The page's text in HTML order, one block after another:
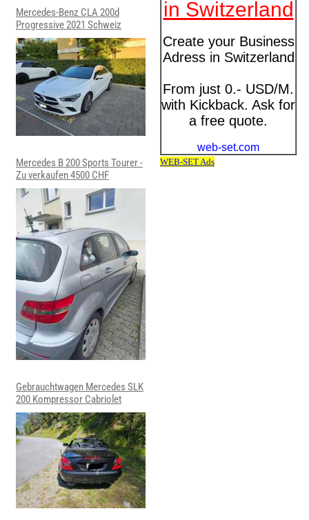
Mercedes-Benz CLA 200d
Progressive 2021 Schweiz
Mercedes B 200 Sports Tourer -
Zu verkaufen 4500 CHF
Gebrauchtwagen Mercedes SLK
200 Kompressor Cabriolet